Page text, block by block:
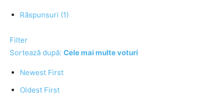
Răspunsuri (1)
Filter
Sortează după: Cele mai multe voturi
Newest First
Oldest First